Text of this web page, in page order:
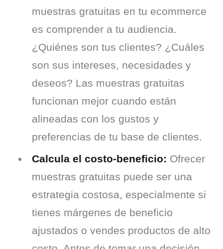
muestras gratuitas en tu ecommerce
es comprender a tu audiencia.
¿Quiénes son tus clientes? ¿Cuáles
son sus intereses, necesidades y
deseos? Las muestras gratuitas
funcionan mejor cuando están
alineadas con los gustos y
preferencias de tu base de clientes.
Calcula el costo-beneficio: Ofrecer
muestras gratuitas puede ser una
estrategia costosa, especialmente si
tienes márgenes de beneficio
ajustados o vendes productos de alto